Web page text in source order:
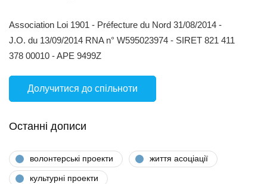
Association Loi 1901 - Préfecture du Nord 31/08/2014 -
J.O. du 13/09/2014 RNA n° W595023974 - SIRET 821 411
378 00010 - APE 9499Z
Долучитися до спільноти
Останні дописи
волонтерські проекти життя асоціації
культурні проекти